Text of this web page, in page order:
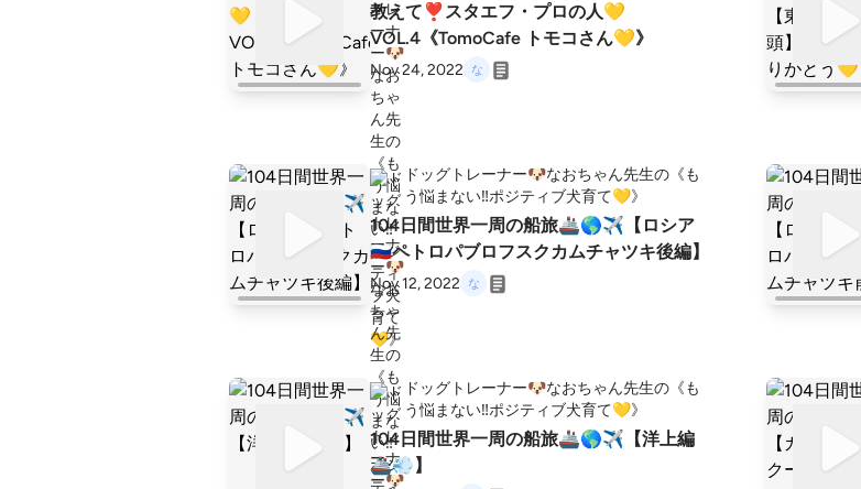
教えて❣️スタエフ・プロの人💛
VOL.4《TomoCafe トモコさん💛》
Nov 24, 2022
ドッグトレーナー🐶なおちゃん先生の《も
う悩まない‼️ポジティブ犬育て💛》
104日間世界一周の船旅🚢🌎✈【ロシア
🇷🇺ペトロパブロフスクカムチャツキ後編】
Nov 12, 2022
ドッグトレーナー🐶なおちゃん先生の《も
う悩まない‼️ポジティブ犬育て💛》
104日間世界一周の船旅🚢🌎✈【洋上編
🚢💨】